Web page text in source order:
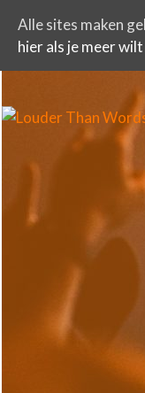
Alle sites maken
hier als je meer